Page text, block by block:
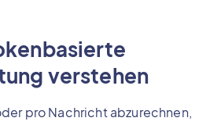
verstehen
pro Nachricht abzurechnen,